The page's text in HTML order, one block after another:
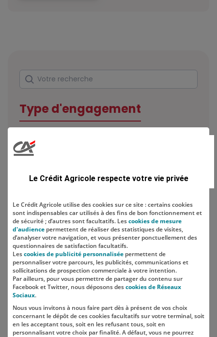
Rechercher
Votre recherche
Type d'engagement
Localisation
SUIVEZ-NOUS SUR LES RÉSEAUX
SOCIAUX
Le Crédit Agricole respecte votre vie privée
Le Crédit Agricole utilise des cookies sur ce site : certains cookies
sont indispensables car utilisés à des fins de bon fonctionnement et
de sécurité ; d’autres sont facultatifs. Lescookies de mesure
d'audience permettent de réaliser des statistiques de visites,
d’analyser votre navigation, et vous présenter ponctuellement des
questionnaires de satisfaction facultatifs.
Lescookies de publicité personnalisée permettent de
personnaliser votre parcours, les publicités, communications et
sollicitations de prospection commerciale à votre intention.
Par ailleurs, pour vous permettre de partager du contenu sur
Facebook et Twitter, nous déposons descookies de Réseaux
Sociaux.
Nous vous invitons à nous faire part dès à présent de vos choix
concernant le dépôt de ces cookies facultatifs sur votre terminal, soit
en les acceptant tous, soit en les refusant tous, soit en
personnalisant votre choix par finalité. A défaut, vous ne pourrez